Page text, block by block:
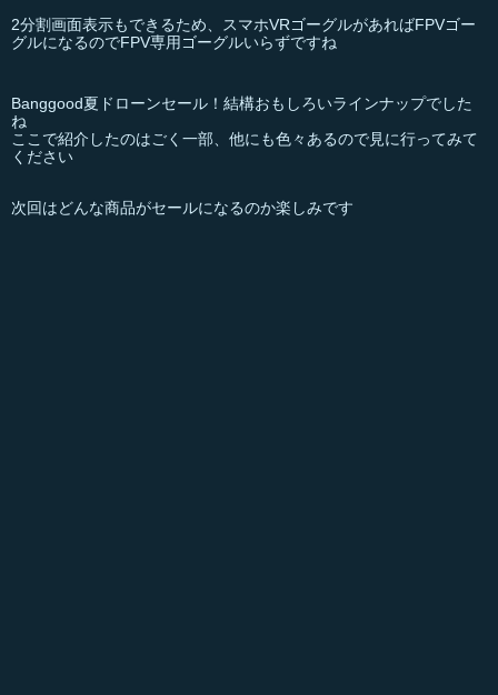
2分割画面表示もできるため、スマホVRゴーグルがあればFPVゴー
グルになるのでFPV専用ゴーグルいらずですね
Banggood夏ドローンセール！結構おもしろいラインナップでした
ね
ここで紹介したのはごく一部、他にも色々あるので見に行ってみて
ください
次回はどんな商品がセールになるのか楽しみです